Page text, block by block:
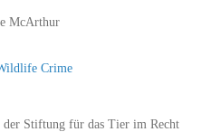
McArthur
Crime
der Stiftung für das Tier im Recht